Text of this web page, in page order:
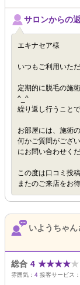
サロンからの
エキナセア様
いつもご利用いた
定期的に脱毛の施
^_^
繰り返し行うこと
お部屋には、施術
何かご質問がござ
にお問い合わせくだ
この度は口コミ投
またのご来店をお
いようちゃん
総合 4 ★★★★★
雰囲気： 4 接客サービス：